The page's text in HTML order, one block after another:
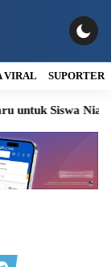
VIRAL SUPORTER
untuk Siswa Nias